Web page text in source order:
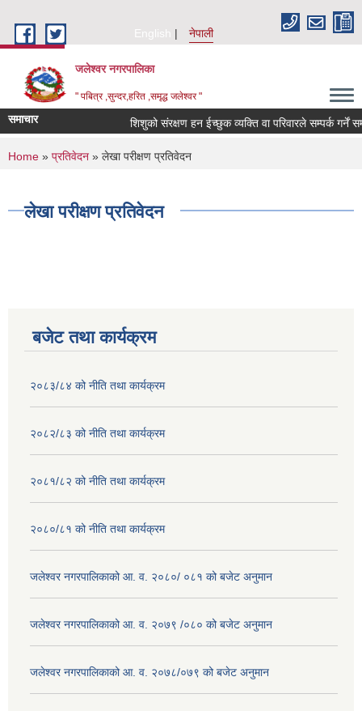
English
नेपाली
जलेश्वर नगरपालिका
" पबित्र ,सुन्दर,हरित ,समृद्ध जलेश्वर "
समाचार शिशुको संरक्षण हन ईच्छुक व्यक्ति वा परिवारले सम्पर्क गर्नें
You are here
Home » प्रतिवेदन » लेखा परीक्षण प्रतिवेदन
लेखा परीक्षण प्रतिवेदन
बजेट तथा कार्यक्रम
२०८३/८४ को नीति तथा कार्यक्रम
२०८२/८३ को नीति तथा कार्यक्रम
२०८१/८२ को नीति तथा कार्यक्रम
२०८०/८१ को नीति तथा कार्यक्रम
जलेश्वर नगरपालिकाको आ. व. २०८०/ ०८१ को बजेट अनुमान
जलेश्वर नगरपालिकाको आ. व. २०७९ /०८० को बजेट अनुमान
जलेश्वर नगरपालिकाको आ. व. २०७८/०७९ को बजेट अनुमान